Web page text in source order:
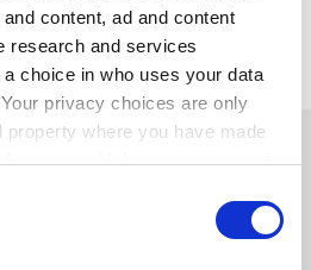
content, ad and content
research and services
choice in who uses your data
privacy choices are only
property where you have made
or withdraw your consent